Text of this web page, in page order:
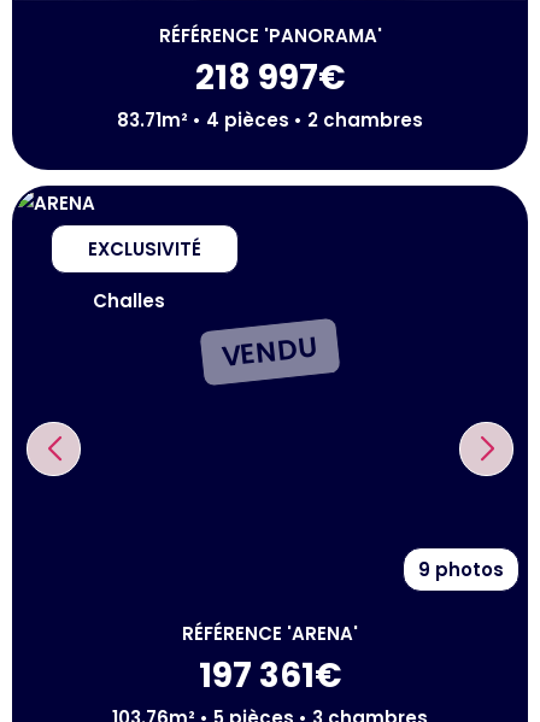
RÉFÉRENCE 'PANORAMA'
218 997€
83.71m² • 4 pièces • 2 chambres
VENDU
EXCLUSIVITÉ
Challes
9 photos
RÉFÉRENCE 'ARENA'
197 361€